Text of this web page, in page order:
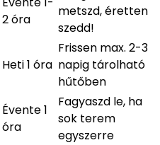
2 óra
metszd, éretten
szedd!
Heti 1 óra
Frissen max. 2-3
napig tárolható
hűtőben
Évente 1
óra
Fagyaszd le, ha
sok terem
egyszerre